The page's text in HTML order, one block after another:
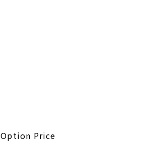
Option Price